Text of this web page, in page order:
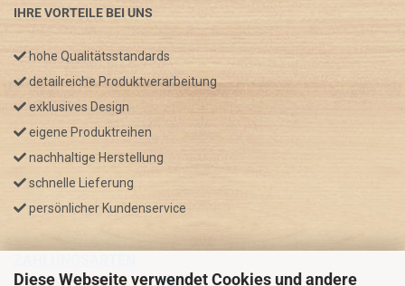
Diese Webseite verwendet Cookies und andere
IHRE VORTEILE BEI UNS
hohe Qualitätsstandards
detailreiche Produktverarbeitung
exklusives Design
eigene Produktreihen
nachhaltige Herstellung
schnelle Lieferung
persönlicher Kundenservice